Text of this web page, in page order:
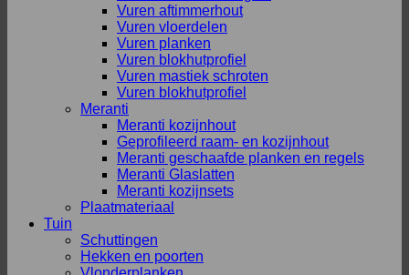
Vuren aftimmerhout
Vuren vloerdelen
Vuren planken
Vuren blokhutprofiel
Vuren mastiek schroten
Vuren blokhutprofiel
Meranti
Meranti kozijnhout
Geprofileerd raam- en kozijnhout
Meranti geschaafde planken en regels
Meranti Glaslatten
Meranti kozijnsets
Plaatmateriaal
Tuin
Schuttingen
Hekken en poorten